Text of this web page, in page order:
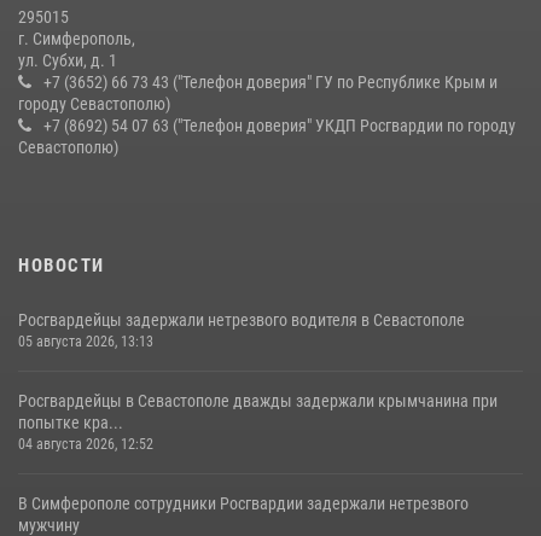
10 июля 2026, 15:10
295015
г. Симферополь,
ул. Субхи, д. 1
+7 (3652) 66 73 43 ("Телефон доверия" ГУ по Республике Крым и
городу Севастополю)
+7 (8692) 54 07 63 ("Телефон доверия" УКДП Росгвардии по городу
Севастополю)
НОВОСТИ
Росгвардейцы задержали нетрезвого водителя в Севастополе
05 августа 2026, 13:13
Росгвардейцы в Севастополе дважды задержали крымчанина при
попытке кра...
04 августа 2026, 12:52
В Симферополе сотрудники Росгвардии задержали нетрезвого
мужчину